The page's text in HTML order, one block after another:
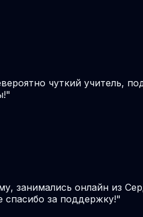
чуткий учитель,
"
занимались онлайн из
спасибо за поддержку!"